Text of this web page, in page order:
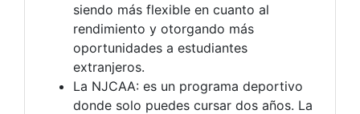
siendo más flexible en cuanto al
rendimiento y otorgando más
oportunidades a estudiantes
extranjeros.
La NJCAA: es un programa deportivo
donde solo puedes cursar dos años. La